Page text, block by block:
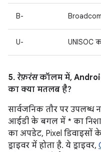
B-
U- UNISOC
5. रेफ़रंसकॉलम में,
का क्या मतलब है?
सार्वजनिक तौर पर
आईडी के बगल में * का
का अपडेट, Pixel डिवाइसों
ड्राइवर में होता है. ये ड्राइवर,